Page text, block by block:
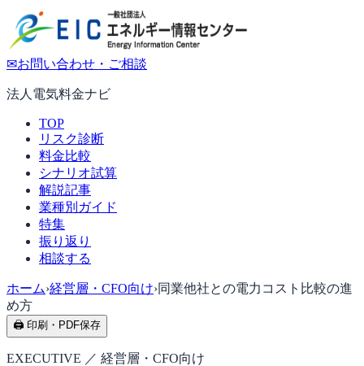
✉お問い合わせ・ご相談
法人電気料金ナビ
TOP
リスク診断
料金比較
シナリオ試算
解説記事
業種別ガイド
特集
振り返り
相談する
ホーム›経営層・CFO向け›同業他社との電力コスト比較の進
め方
🖨 印刷・PDF保存
EXECUTIVE ／ 経営層・CFO向け